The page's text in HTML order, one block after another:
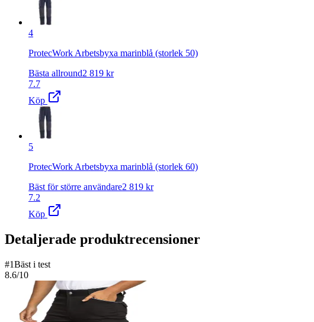
4
ProtecWork Arbetsbyxa marinblå (storlek 50)
Bästa allround2 819 kr
7.7
Köp
5
ProtecWork Arbetsbyxa marinblå (storlek 60)
Bäst för större användare2 819 kr
7.2
Köp
Detaljerade produktrecensioner
#1Bäst i test
8.6/10